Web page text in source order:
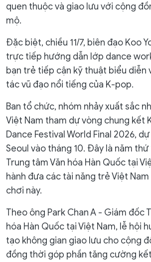
quen thuộc và giao lưu với cộng
mộ.
Đặc biệt, chiều 11/7, biên đạo Koo
trực tiếp hướng dẫn lớp dance
bạn trẻ tiếp cận kỹ thuật biểu diễn
tác vũ đạo nổi tiếng của K-pop.
Ban tổ chức, nhóm nhảy xuất sắc
Việt Nam tham dự vòng chung kết
Dance Festival World Final 2026,
Seoul vào tháng 10. Đây là năm
Trung tâm Văn hóa Hàn Quốc tại
hành đưa các tài năng trẻ Việt
chơi này.
Theo ông Park Chan A - Giám đốc
hóa Hàn Quốc tại Việt Nam, lễ hội
tạo không gian giao lưu cho cộng
đồng thời góp phần tăng cường